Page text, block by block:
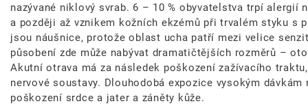
nazývané niklový svrab. 6 – 10 % obyvatelstva trpí alergií
a později až vznikem kožních ekzémů při trvalém styku s
jsou náušnice, protože oblast ucha patří mezi velice
působení zde může nabývat dramatičtějších rozměrů –
Akutní otrava má za následek poškození zažívacího
nervové soustavy. Dlouhodobá expozice vysokým
poškození srdce a jater a záněty kůže.